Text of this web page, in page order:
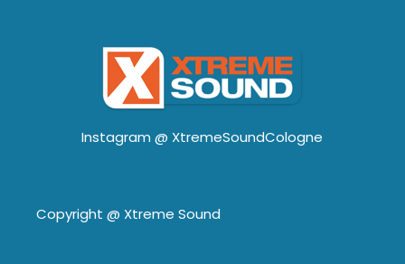
Instagram @ XtremeSoundCologne
Copyright @ Xtreme Sound